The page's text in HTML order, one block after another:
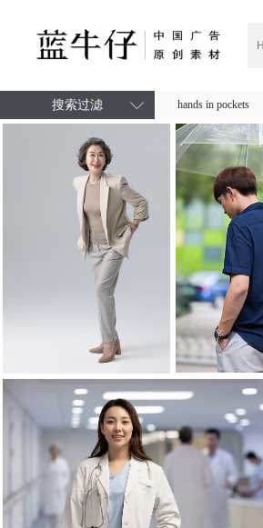
搜索过滤 hands in pockets